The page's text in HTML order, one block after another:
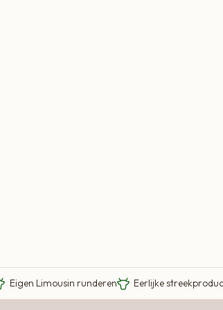
Eigen Limousin runderen Eerlijke